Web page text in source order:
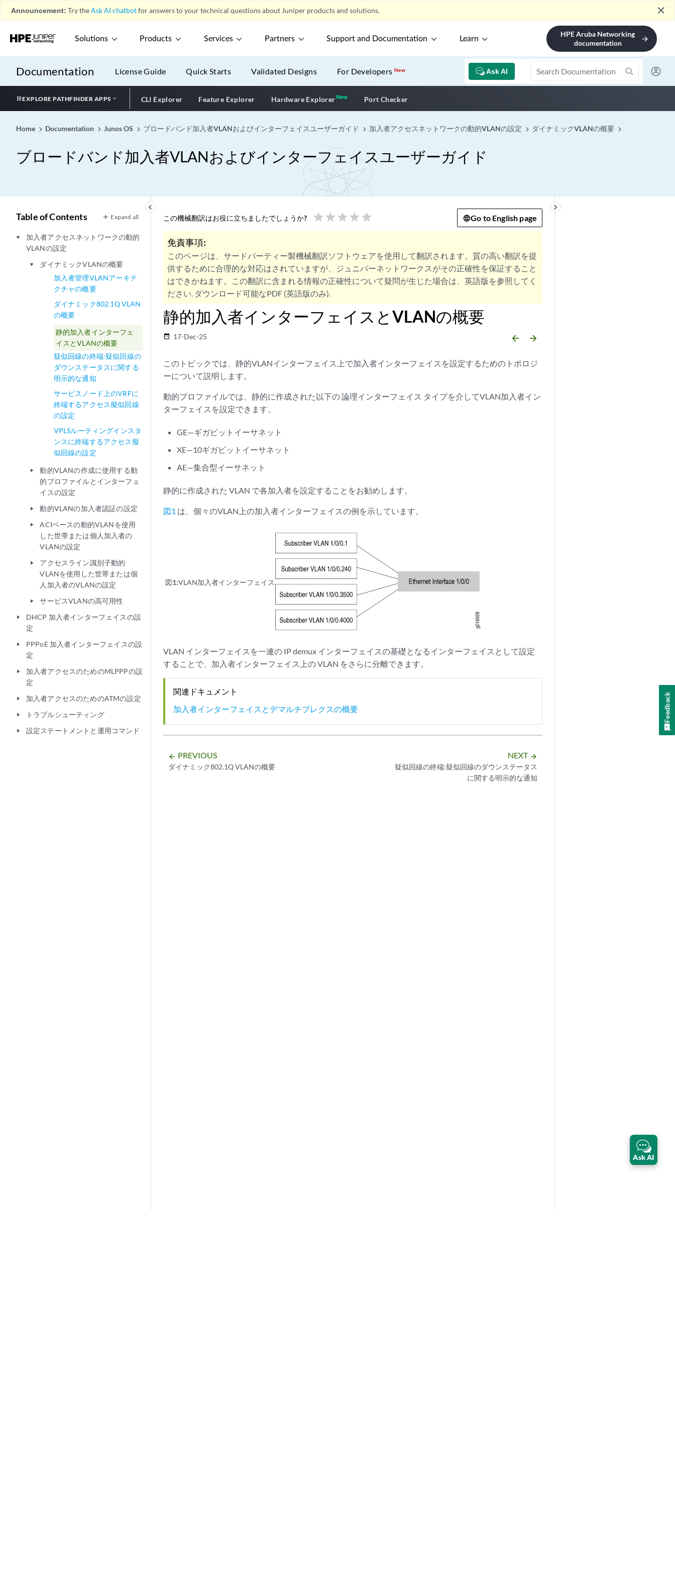
Announcement: Try theAsk AI chatbotfor answers to your technical questions about Juniper products and solutions. close
Solutions Products Services Partners Support and Documentation Learn
HPE Aruba Networking
documentation
arrow_forward
Documentation Ask AI
License Guide Quick Starts Validated Designs For DevelopersNew
EXPLORE PATHFINDER APPS CLI Explorer Feature Explorer Hardware ExplorerNewNew application
Port Checker
Home Documentation Junos OS ブロードバンド加入者VLANおよびインターフェイスユーザーガイド 加入者アクセスネットワークの動的VLANの設定 ダイナミックVLANの概要
ブロードバンド加入者VLANおよびインターフェイスユーザーガイド
keyboard_arrow_left
Table of Contents Expand all
play_arrow
加入者アクセスネットワークの動的
VLANの設定
play_arrow
ダイナミックVLANの概要
加入者管理VLANアーキテ
クチャの概要
ダイナミック802.1Q VLAN
の概要
静的加入者インターフェ
イスとVLANの概要
疑似回線の終端:疑似回線の
ダウンステータスに関する
明示的な通知
サービスノード上のVRFに
終端するアクセス擬似回線
の設定
VPLSルーティングインスタ
ンスに終端するアクセス擬
似回線の設定
play_arrow
動的VLANの作成に使用する動
的プロファイルとインターフェ
イスの設定
play_arrow 動的VLANの加入者認証の設定
play_arrow
ACIベースの動的VLANを使用
した世帯または個人加入者の
VLANの設定
play_arrow
アクセスライン識別子動的
VLANを使用した世帯または個
人加入者のVLANの設定
play_arrow サービスVLANの高可用性
play_arrow
DHCP 加入者インターフェイスの設
定
play_arrow
PPPoE 加入者インターフェイスの設
定
play_arrow
加入者アクセスのためのMLPPPの設
定
play_arrow 加入者アクセスのためのATMの設定
play_arrow トラブルシューティング
play_arrow 設定ステートメントと運用コマンド
keyboard_arrow_right
この機械翻訳はお役に立ちましたでしょうか? star star star star star Go to English page
免責事項:
このページは、サードパーティー製機械翻訳ソフトウェアを使用して翻訳されます。質の高い翻訳を提
供するために合理的な対応はされていますが、ジュニパーネットワークスがその正確性を保証すること
はできかねます。この翻訳に含まれる情報の正確性について疑問が生じた場合は、英語版を参照してく
ださい. ダウンロード可能なPDF (英語版のみ).
静的加入者インターフェイスとVLANの概要
date_range 17-Dec-25 arrow_backward arrow_forward
このトピックでは、静的VLANインターフェイス上で加入者インターフェイスを設定するためのトポロジ
ーについて説明します。
動的プロファイルでは、静的に作成された以下の論理インターフェイス タイプを介してVLAN加入者イン
ターフェイスを設定できます。
GE—ギガビットイーサネット
XE—10ギガビットイーサネット
AE—集合型イーサネット
静的に作成された VLAN で各加入者を設定することをお勧めします。
図1 は、個々のVLAN上の加入者インターフェイスの例を示しています。
図1:VLAN加入者インターフェイス
VLAN インターフェイスを一連の IP demux インターフェイスの基礎となるインターフェイスとして設定
することで、加入者インターフェイス上の VLAN をさらに分離できます。
関連ドキュメント
加入者インターフェイスとデマルチプレクスの概要
arrow_backward PREVIOUS
ダイナミック802.1Q VLANの概要
NEXT arrow_forward
疑似回線の終端:疑似回線のダウンステータス
に関する明示的な通知
Ask AI
Feedback